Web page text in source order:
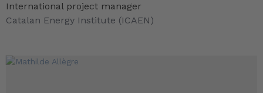
International project manager
Catalan Energy Institute (ICAEN)